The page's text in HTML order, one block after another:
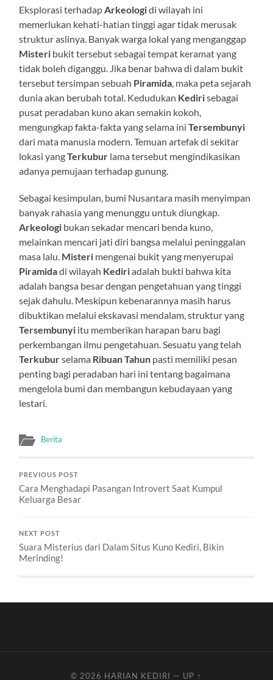
Eksplorasi terhadapArkeologidi wilayah ini
memerlukan kehati-hatian tinggi agar tidak merusak
struktur aslinya. Banyak warga lokal yang menganggap
Misteri bukit tersebut sebagai tempat keramat yang
tidak boleh diganggu. Jika benar bahwa di dalam bukit
tersebut tersimpan sebuah Piramida, maka peta sejarah
dunia akan berubah total. Kedudukan Kedirisebagai
pusat peradaban kuno akan semakin kokoh,
mengungkap fakta-fakta yang selama iniTersembunyi
dari mata manusia modern. Temuan artefak di sekitar
lokasi yangTerkubur lama tersebut mengindikasikan
adanya pemujaan terhadap gunung.
Sebagai kesimpulan, bumi Nusantara masih menyimpan
banyak rahasia yang menunggu untuk diungkap.
Arkeologi bukan sekadar mencari benda kuno,
melainkan mencari jati diri bangsa melalui peninggalan
masa lalu. Misteri mengenai bukit yang menyerupai
Piramidadi wilayah Kediriadalah bukti bahwa kita
adalah bangsa besar dengan pengetahuan yang tinggi
sejak dahulu. Meskipun kebenarannya masih harus
dibuktikan melalui ekskavasi mendalam, struktur yang
Tersembunyi itu memberikan harapan baru bagi
perkembangan ilmu pengetahuan. Sesuatu yang telah
Terkuburselama Ribuan Tahun pasti memiliki pesan
penting bagi peradaban hari ini tentang bagaimana
mengelola bumi dan membangun kebudayaan yang
lestari.
Berita
PREVIOUS POST
Cara Menghadapi Pasangan Introvert Saat Kumpul
Keluarga Besar
NEXT POST
Suara Misterius dari Dalam Situs Kuno Kediri, Bikin
Merinding!
© 2026 HARIAN KEDIRI — UP ↑